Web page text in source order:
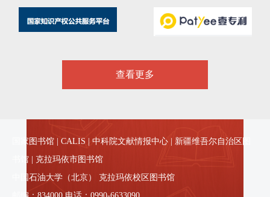
查看更多
国家图书馆 CALIS 中科院文献情报中心
新疆维吾尔自治区图
书馆
克拉玛依市图书馆
中国石油大学（北京） 克拉玛依校区图书馆